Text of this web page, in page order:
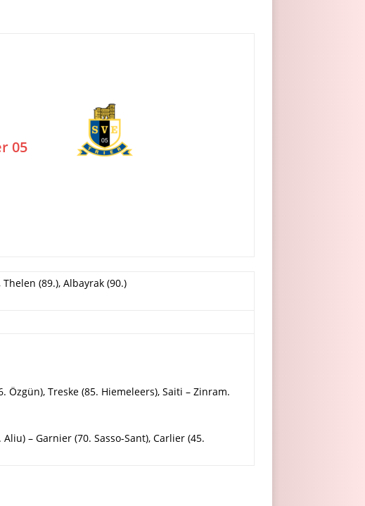
05
(89.), Albayrak (90.)
Özgün), Treske (85. Hiemeleers), Saiti – Zinram.
– Garnier (70. Sasso-Sant), Carlier (45.